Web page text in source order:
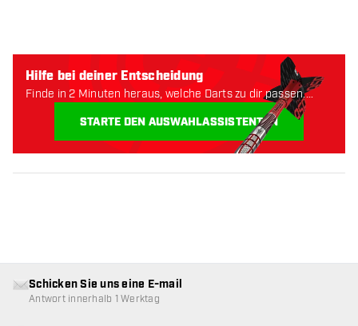
Hilfe bei deiner Entscheidung
Finde in 2 Minuten heraus, welche Darts zu dir passen.
STARTE DEN AUSWAHLASSISTENTEN
Schicken Sie uns eine E-mail
Antwort innerhalb 1 Werktag